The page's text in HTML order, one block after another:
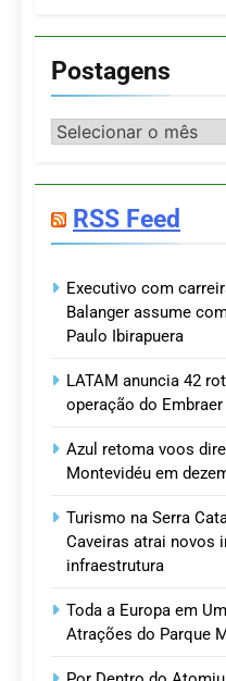
Postagens
Postagens
RSS Feed
Executivo com
Balanger assume
Paulo Ibirapuera
LATAM anuncia 42
operação do Embraer
Azul retoma voos
Montevidéu em
Turismo na Serra
Caveiras atrai novos
infraestrutura
Toda a Europa em
Atrações do Parque